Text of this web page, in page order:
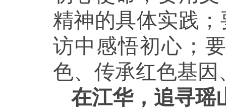
精神的具体实践
访中感悟初心；
色、传承红色基
在江华，追寻瑶